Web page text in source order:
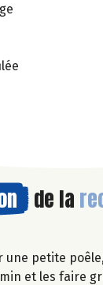
de la
une petite
et les faire